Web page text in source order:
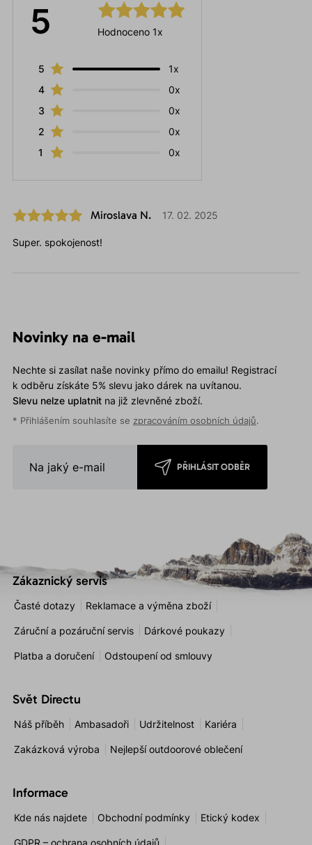
5 Hodnoceno 1x
5
1x
4
0x
3
0x
2
0x
1
0x
Miroslava N. 17. 02. 2025
Super. spokojenost!
Novinky na e-mail
Nechte si zasílat naše novinky přímo do emailu! Registrací
k odběru získáte 5% slevu jako dárek na uvítanou.
Slevu nelze uplatnitna již zlevněné zboží.
* Přihlášením souhlasíte se zpracováním osobních údajů.
PŘIHLÁSIT ODBĚR
Zákaznický servis
Časté dotazy Reklamace a výměna zboží
Záruční a pozáruční servis Dárkové poukazy
Platba a doručení Odstoupení od smlouvy
Svět Directu
Náš příběh Ambasadoři Udržitelnost Kariéra
Zakázková výroba Nejlepší outdoorové oblečení
Informace
Kde nás najdete Obchodní podmínky Etický kodex